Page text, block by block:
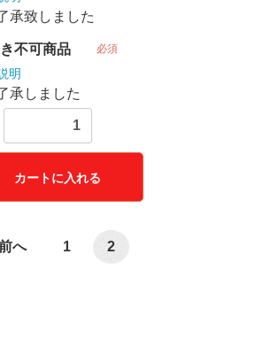
承致しました
不可商品 必須
明
承しました
カートに入れる
へ 1 2